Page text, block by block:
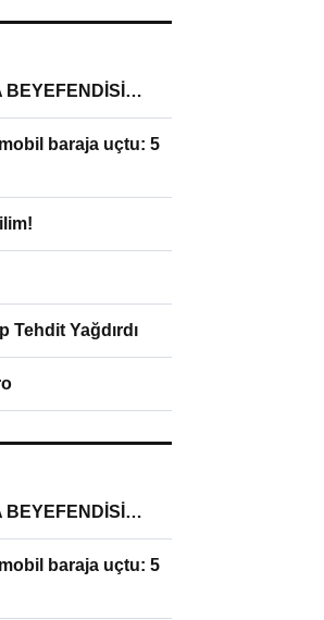
BEYEFENDİSİ…
baraja uçtu: 5
Tehdit Yağdırdı
BEYEFENDİSİ…
baraja uçtu: 5